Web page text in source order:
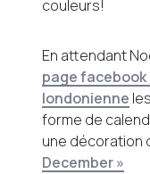
couleurs!
En attendant
page
londonienne
forme de
une décoration
December »